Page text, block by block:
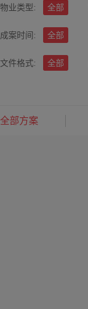
物业类型: 全部
成案时间: 全部
文件格式: 全部
全部方案